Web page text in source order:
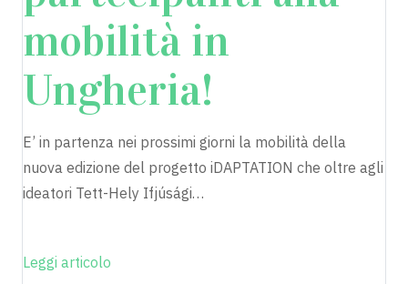
mobilità in
Ungheria!
E’ in partenza nei prossimi giorni la mobilità della
nuova edizione del progetto iDAPTATION che oltre agli
ideatori Tett-Hely Ifjúsági…
Leggi articolo